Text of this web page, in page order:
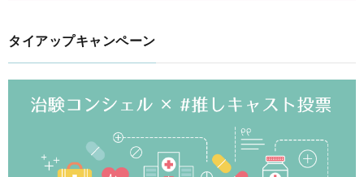
タイアップキャンペーン